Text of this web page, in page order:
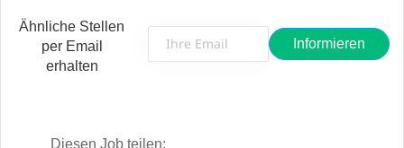
Ähnliche Stellen
per Email
erhalten
Diesen Job teilen: